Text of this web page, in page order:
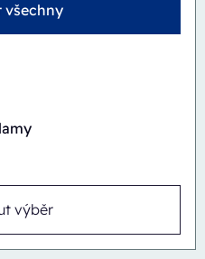
všechny
výběr